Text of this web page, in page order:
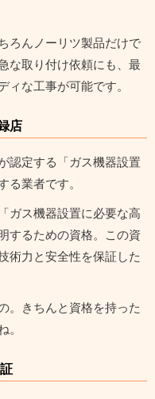
ろんノーリツ製品だけで
な取り付け依頼にも、最
な工事が可能です。
店
認定する「ガス機器設置
業者です。
ガス機器設置に必要な高
するための資格。この資
術力と安全性を保証した
。きちんと資格を持った